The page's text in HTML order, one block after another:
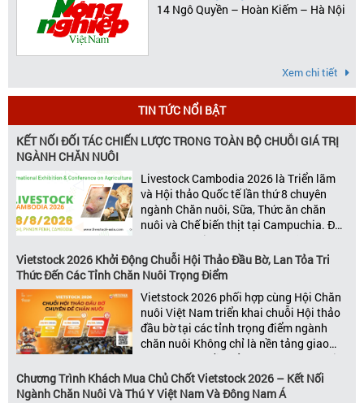
14 Ngô Quyền – Hoàn Kiếm – Hà Nội
Xem chi tiết
TIN TỨC NỔI BẬT
KẾT NỐI ĐỐI TÁC CHIẾN LƯỢC TRONG TOÀN BỘ CHUỖI GIÁ TRỊ
NGÀNH CHĂN NUÔI
Livestock Cambodia 2026 là Triển lãm
và Hội thảo Quốc tế lần thứ 8 chuyên
ngành Chăn nuôi, Sữa, Thức ăn chăn
nuôi và Chế biến thịt tại Campuchia. Đây
được đánh giá là một trong những sự
kiện thương mại thường niên uy tín và
đáng chú ý nhất của ngành nông nghiệp
– chăn […]
Vietstock 2026 Khởi Động Chuỗi Hội Thảo Đầu Bờ, Lan Tỏa Tri
Thức Đến Các Tỉnh Chăn Nuôi Trọng Điểm
Vietstock 2026 phối hợp cùng Hội Chăn
nuôi Việt Nam triển khai chuỗi Hội thảo
đầu bờ tại các tỉnh trọng điểm ngành
chăn nuôi Không chỉ là nền tảng giao
thương hàng đầu của ngành chăn nuôi
và thú y, Vietstock còn là triển lãm duy
nhất tại Việt Nam tổ chức thường niên
Chương Trình Khách Mua Chủ Chốt Vietstock 2026 – Kết Nối
Ngành Chăn Nuôi Và Thú Y Việt Nam Và Đông Nam Á